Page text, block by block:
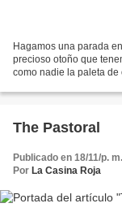
Hagamos una parada
precioso otoño que
como nadie la paleta
The Pastoral
Publicado en 18/11/p.
Por La Casina Roja